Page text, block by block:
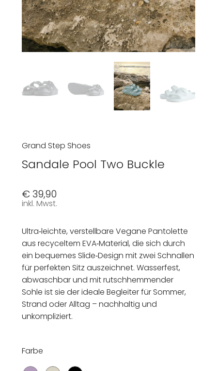
Grand Step Shoes
Sandale Pool Two Buckle
€39,90
inkl. Mwst.
Ultra‑leichte, verstellbare Vegane Pantolette
aus recyceltem EVA‑Material, die sich durch
ein bequemes Slide‑Design mit zwei Schnallen
für perfekten Sitz auszeichnet. Wasserfest,
abwaschbar und mit rutschhemmender
Sohle ist sie der ideale Begleiter für Sommer,
Strand oder Alltag – nachhaltig und
unkompliziert.
Farbe